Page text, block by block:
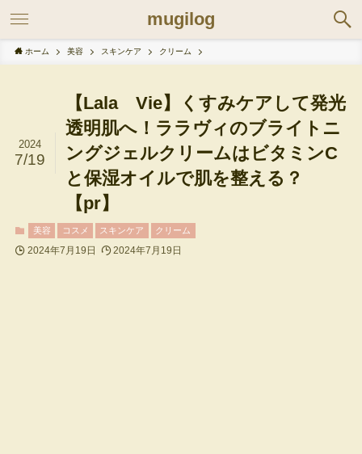
mugilog
ホーム 美容 スキンケア クリーム
【Lala Vie】くすみケアして発光
透明肌へ！ララヴィのブライトニ
ングジェルクリームはビタミンC
と保湿オイルで肌を整える？
【pr】
2024
7/19
美容 コスメ スキンケア クリーム
2024年7月19日 2024年7月19日